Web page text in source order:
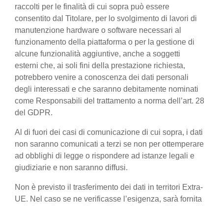
raccolti per le finalità di cui sopra può essere
consentito dal Titolare, per lo svolgimento di lavori di
manutenzione hardware o software necessari al
funzionamento della piattaforma o per la gestione di
alcune funzionalità aggiuntive, anche a soggetti
esterni che, ai soli fini della prestazione richiesta,
potrebbero venire a conoscenza dei dati personali
degli interessati e che saranno debitamente nominati
come Responsabili del trattamento a norma dell’art. 28
del GDPR.
Al di fuori dei casi di comunicazione di cui sopra, i dati
non saranno comunicati a terzi se non per ottemperare
ad obblighi di legge o rispondere ad istanze legali e
giudiziarie e non saranno diffusi.
Non è previsto il trasferimento dei dati in territori Extra-
UE. Nel caso se ne verificasse l’esigenza, sarà fornita